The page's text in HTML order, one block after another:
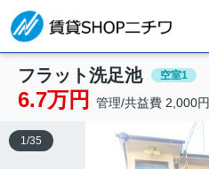
フラット洗足池 空室1
6.7万円 管理/共益費 2,000円
1 /35